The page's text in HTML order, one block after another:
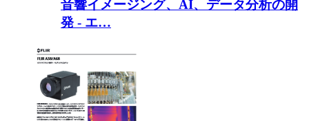
音響イメージング、AI、データ分析の開
発 - エ…